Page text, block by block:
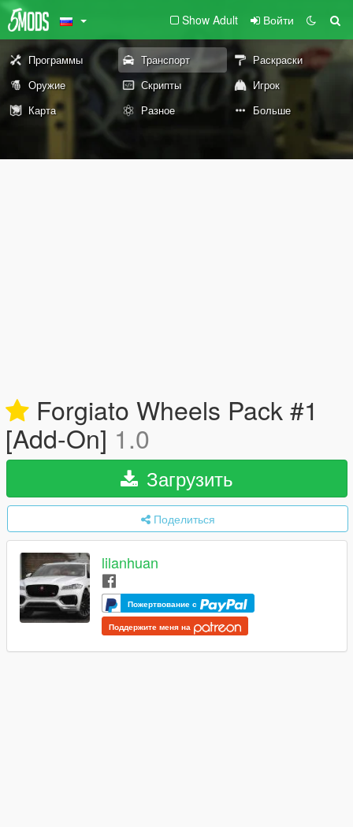
Show Adult Войти
Программы Транспорт
Раскраски
Оружие
Скрипты
Игрок
Карта
Разное Больше
Forgiato Wheels Pack #1
[Add-On] 1.0
Загрузить
Поделиться
lilanhuan
Пожертвование с
Поддержите меня на